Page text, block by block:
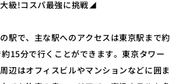
級!コスパ最強に挑戦◢
駅で、主な駅へのアクセスは東京駅まで約
15分で行くことができます。東京タワー
辺はオフィスビルやマンションなどに囲ま